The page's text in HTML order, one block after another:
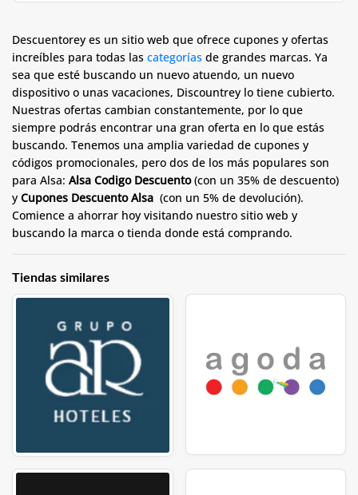
Descuentorey es un sitio web que ofrece cupones y ofertas
increíbles para todas las categorías de grandes marcas. Ya
sea que esté buscando un nuevo atuendo, un nuevo
dispositivo o unas vacaciones, Discountrey lo tiene cubierto.
Nuestras ofertas cambian constantemente, por lo que
siempre podrás encontrar una gran oferta en lo que estás
buscando. Tenemos una amplia variedad de cupones y
códigos promocionales, pero dos de los más populares son
para Alsa: Alsa Codigo Descuento(con un 35% de descuento)
y Cupones Descuento Alsa (con un 5% de devolución).
Comience a ahorrar hoy visitando nuestro sitio web y
buscando la marca o tienda donde está comprando.
Tiendas similares